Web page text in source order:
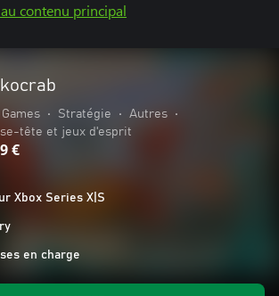
contenu principal
• Stratégie • Autres
•
tête et jeux d'esprit
€
Xbox Series X|S
en charge